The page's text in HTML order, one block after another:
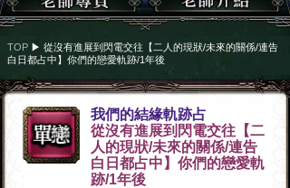
TOP ▶︎ 從沒有進展到閃電交往【二人的現狀/未來的關係/連告
白日都占中】你們的戀愛軌跡/1年後
我們的結緣軌跡占
從沒有進展到閃電交往【二
人的現狀/未來的關係/連告
白日都占中】你們的戀愛軌
跡/1年後